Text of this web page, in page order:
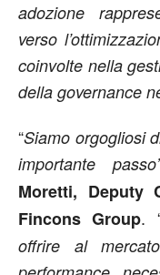
adozione
verso
coinvolte nella
della governance
“Siamo orgogliosi
importante
Moretti, Deputy
Fincons Group.
offrire al